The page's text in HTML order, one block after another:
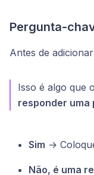
Pergunta-
Antes de
Isso é algo que
responder uma
Sim →
Não, é uma